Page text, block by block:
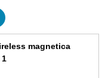
magnetica